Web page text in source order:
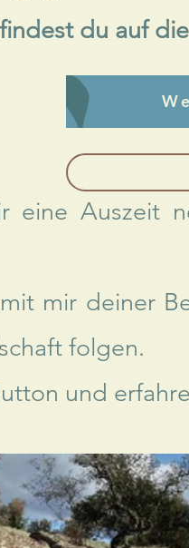
du auf
Auszeit
mir deiner
folgen.
und